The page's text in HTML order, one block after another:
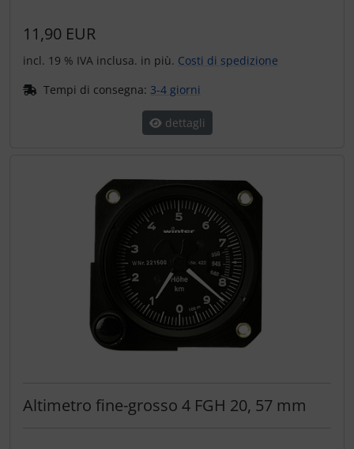
11,90 EUR
incl. 19 % IVA inclusa. in più. Costi di spedizione
Tempi di consegna: 3-4 giorni
dettagli
Altimetro fine-grosso 4 FGH 20, 57 mm